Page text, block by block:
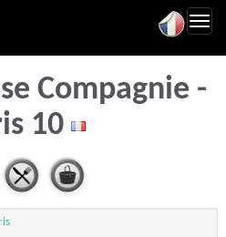
Compagnie -
10